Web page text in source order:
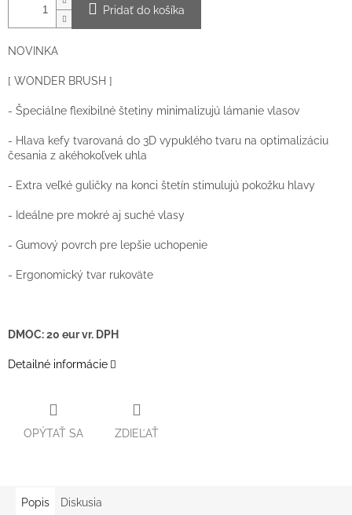
Pridať do košíka
NOVINKA
[ WONDER BRUSH ]
- Špeciálne flexibilné štetiny minimalizujú lámanie vlasov
- Hlava kefy tvarovaná do 3D vypuklého tvaru na optimalizáciu
česania z akéhokoľvek uhla
- Extra veľké guličky na konci štetín stimulujú pokožku hlavy
- Ideálne pre mokré aj suché vlasy
- Gumový povrch pre lepšie uchopenie
- Ergonomický tvar rukoväte
DMOC: 20 eur vr. DPH
Detailné informácie
OPÝTAŤ SA ZDIEĽAŤ
Popis Diskusia